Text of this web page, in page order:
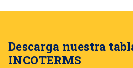
Descarga nuestra
INCOTERMS